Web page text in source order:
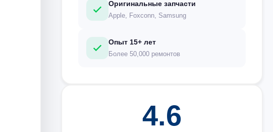
Оригинальные запчасти
Apple, Foxconn, Samsung
Опыт 15+ лет
Более 50,000 ремонтов
4.6